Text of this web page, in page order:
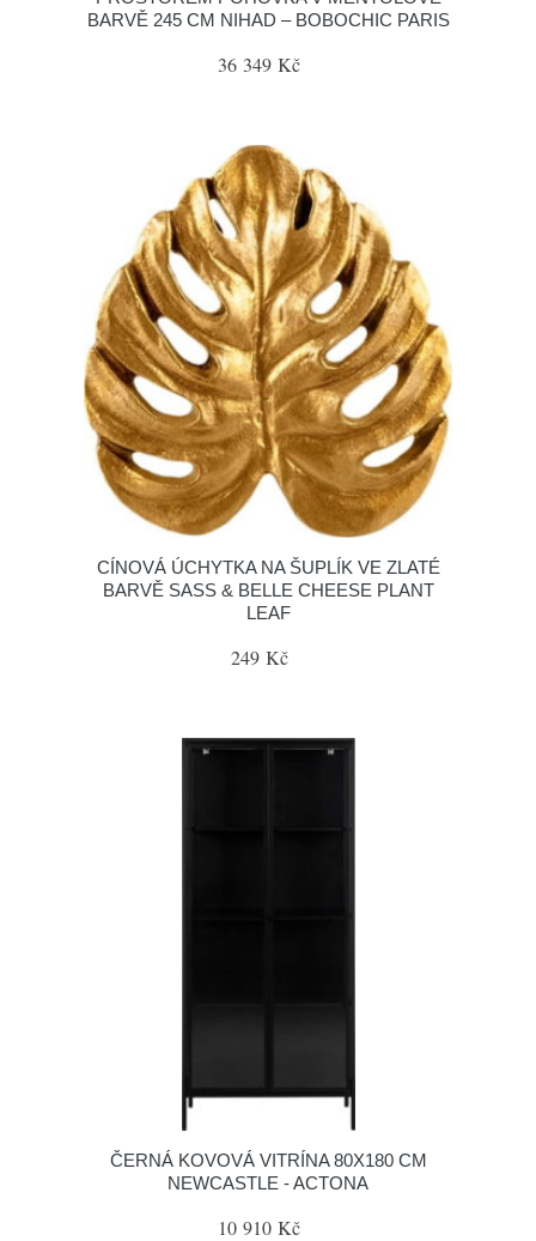
BARVĚ 245 CM NIHAD – BOBOCHIC PARIS
36 349 Kč
CÍNOVÁ ÚCHYTKA NA ŠUPLÍK VE ZLATÉ
BARVĚ SASS & BELLE CHEESE PLANT
LEAF
249 Kč
ČERNÁ KOVOVÁ VITRÍNA 80X180 CM
NEWCASTLE - ACTONA
10 910 Kč